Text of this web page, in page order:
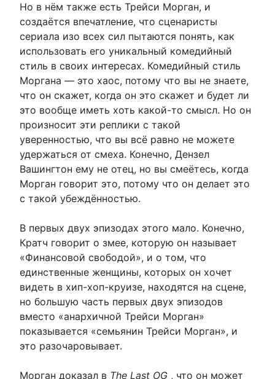
Но в нём также есть Трейси Морган, и
создаётся впечатление, что сценаристы
сериала изо всех сил пытаются понять, как
использовать его уникальный комедийный
стиль в своих интересах. Комедийный стиль
Моргана — это хаос, потому что вы не знаете,
что он скажет, когда он это скажет и будет ли
это вообще иметь хоть какой-то смысл. Но он
произносит эти реплики с такой
уверенностью, что вы всё равно не можете
удержаться от смеха. Конечно, Дензел
Вашингтон ему не отец, но вы смеётесь, когда
Морган говорит это, потому что он делает это
с такой убеждённостью.
В первых двух эпизодах этого мало. Конечно,
Кратч говорит о змее, которую он называет
«Финансовой свободой», и о том, что
единственные женщины, которых он хочет
видеть в хип-хоп-круизе, находятся на сцене,
но большую часть первых двух эпизодов
вместо «анархичной Трейси Морган»
показывается «семьянин Трейси Морган», и
это разочаровывает.
Морган доказал в The Last OG , что он может